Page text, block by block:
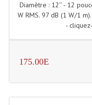
Diamètre : 12’’ - 12
W RMS. 97 dB (1 W/1
-
175.00E